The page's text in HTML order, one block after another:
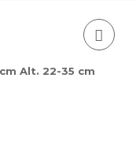
Alt. 22-35 cm